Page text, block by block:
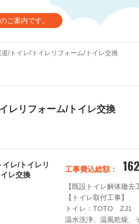
ご案内です。
/トイレ/トイレリフォーム/トイレ交換
レリフォーム/トイレ交換
レ/トイレリ
レ交換
工事費込総額：
【既設トイレ解体撤去
【トイレ取付工事】
トイレ：TOTO　ZJ1
温水洗浄、温風乾燥、